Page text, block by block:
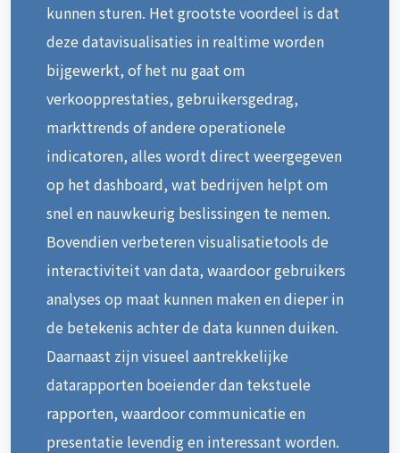
kunnen sturen. Het grootste voordeel is dat
deze datavisualisaties in realtime worden
bijgewerkt, of het nu gaat om
verkoopprestaties, gebruikersgedrag,
markttrends of andere operationele
indicatoren, alles wordt direct weergegeven
op het dashboard, wat bedrijven helpt om
snel en nauwkeurig beslissingen te nemen.
Bovendien verbeteren visualisatietools de
interactiviteit van data, waardoor gebruikers
analyses op maat kunnen maken en dieper in
de betekenis achter de data kunnen duiken.
Daarnaast zijn visueel aantrekkelijke
datarapporten boeiender dan tekstuele
rapporten, waardoor communicatie en
presentatie levendig en interessant worden.